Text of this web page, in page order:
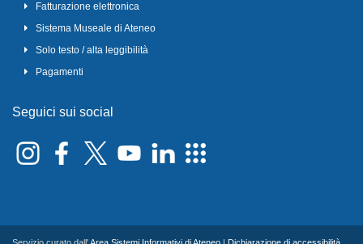
Fatturazione elettronica
Sistema Museale di Ateneo
Solo testo / alta leggibilità
Pagamenti
Seguici sui social